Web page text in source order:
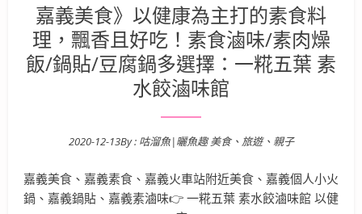
嘉義美食》以健康為主打的素食料
理，飄香且好吃！素食滷味/素肉燥
飯/鍋貼/豆腐鍋多選擇：一糀五葉 素
水餃滷味館
Posted on
2020-12-13By : 咕溜魚|曬魚趣 美食、旅遊、親子
嘉義美食、嘉義素食、嘉義火車站附近美食、嘉義個人小火
鍋、嘉義鍋貼、嘉義素滷味👉 一糀五葉 素水餃滷味館 以健